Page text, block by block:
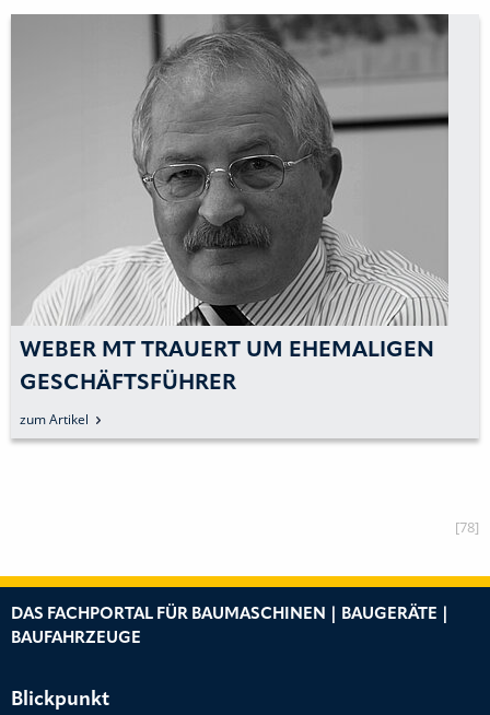
WEBER MT TRAUERT UM EHEMALIGEN
GESCHÄFTSFÜHRER
zum Artikel
[78]
DAS FACHPORTAL FÜR BAUMASCHINEN | BAUGERÄTE |
BAUFAHRZEUGE
Blickpunkt